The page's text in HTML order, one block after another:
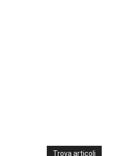
Trova articoli